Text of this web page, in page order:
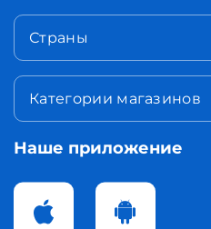
Страны
Категории магазинов
Наше приложение